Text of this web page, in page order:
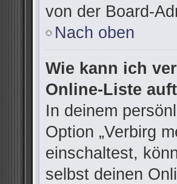
von der Board-
Nach oben
Wie kann ich
Online-Liste
In deinem
Option „Verbirg
einschaltest,
selbst deinen